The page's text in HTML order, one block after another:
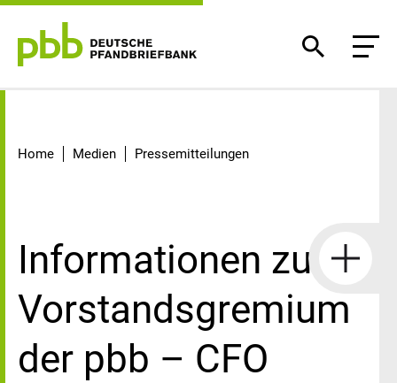
Home Medien Pressemitteilungen
Informationen zum
Vorstandsgremium
der pbb – CFO